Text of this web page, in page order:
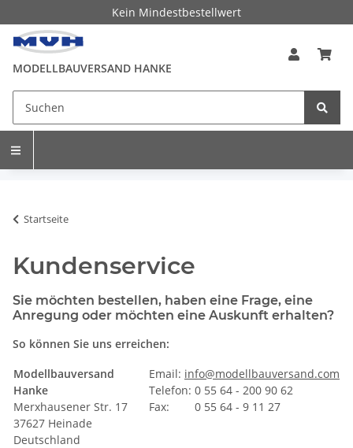
Kein Mindestbestellwert
MODELLBAUVERSAND HANKE
Startseite
Kundenservice
Sie möchten bestellen, haben eine Frage, eine
Anregung oder möchten eine Auskunft erhalten?
So können Sie uns erreichen:
Modellbauversand
Hanke
Merxhausener Str. 17
37627 Heinade
Deutschland
Email: info@modellbauversand.com
Telefon: 0 55 64 - 200 90 62
Fax: 0 55 64 - 9 11 27